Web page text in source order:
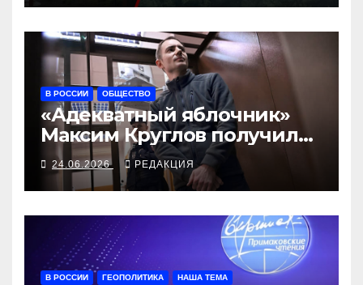
В РОССИИ ОБЩЕСТВО
«Адекватный яблочник»
Максим Круглов получил
семь лет
24.06.2026 РЕДАКЦИЯ
В РОССИИ ГЕОПОЛИТИКА НАША ТЕМА